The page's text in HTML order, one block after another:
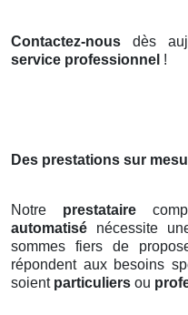
Contactez-nous dès
service professionnel !
Des prestations sur
Notre prestataire
automatisé nécessite
sommes fiers de
répondent aux besoins
soient particuliers ou